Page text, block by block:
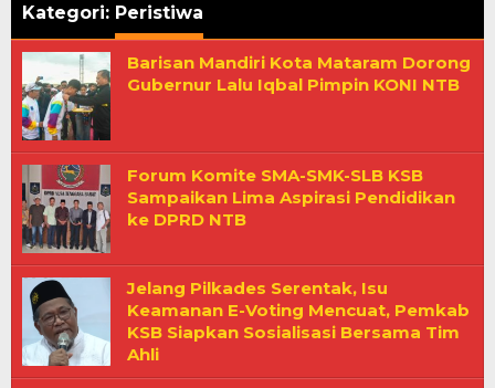
Kategori: Peristiwa
Barisan Mandiri Kota Mataram Dorong
Gubernur Lalu Iqbal Pimpin KONI NTB
Forum Komite SMA-SMK-SLB KSB
Sampaikan Lima Aspirasi Pendidikan
ke DPRD NTB
Jelang Pilkades Serentak, Isu
Keamanan E-Voting Mencuat, Pemkab
KSB Siapkan Sosialisasi Bersama Tim
Ahli